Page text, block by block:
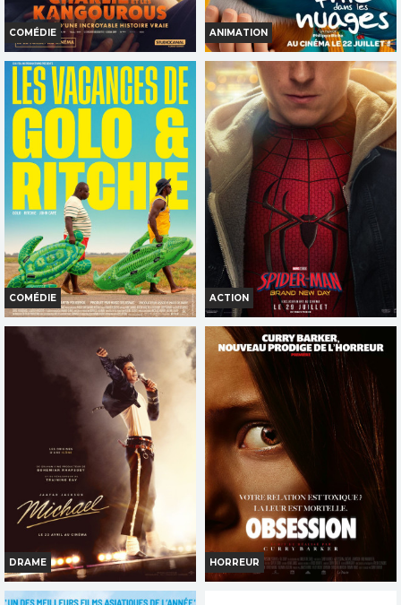
COMÉDIE
CHARLIE ET LES KANGOUROUS
Horaires et Infos
Réservation
TOUT PUBLIC
VF
ANIMATION
LA FILLE DANS LES NUAGES
Horaires et Infos
Bande-annonce
Réservation
TOUT PUBLIC
COMÉDIE
Horaires et Infos
Bande-annonce
Réservation
TOUT PUBLIC
ACTION
SPIDER-MAN: BRAND NEW DAY
Horaires et Infos
Bande-annonce
Réservation
TOUT PUBLIC
VF
VOST
DRAME
MICHAEL
HORREUR